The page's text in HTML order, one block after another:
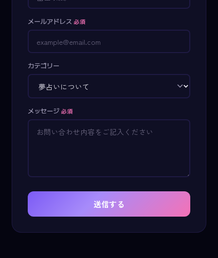
メールアドレス 必須
カテゴリー
メッセージ 必須
送信する